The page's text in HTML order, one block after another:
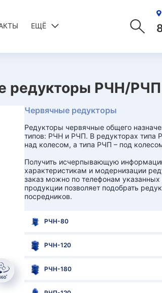
ЕЩЁ
редукторы РЧН/
Червячные редукторы
Редукторы червячные общего
типов: РЧН и РЧП. В редукторах типа
над колесом, а типа РЧП – под
Получить исчерпывающую
характеристикам и модернизации
заказ можно по телефонам
продукции позволяет подобрать
посредников.
РЧН-80
РЧН-120
РЧН-180